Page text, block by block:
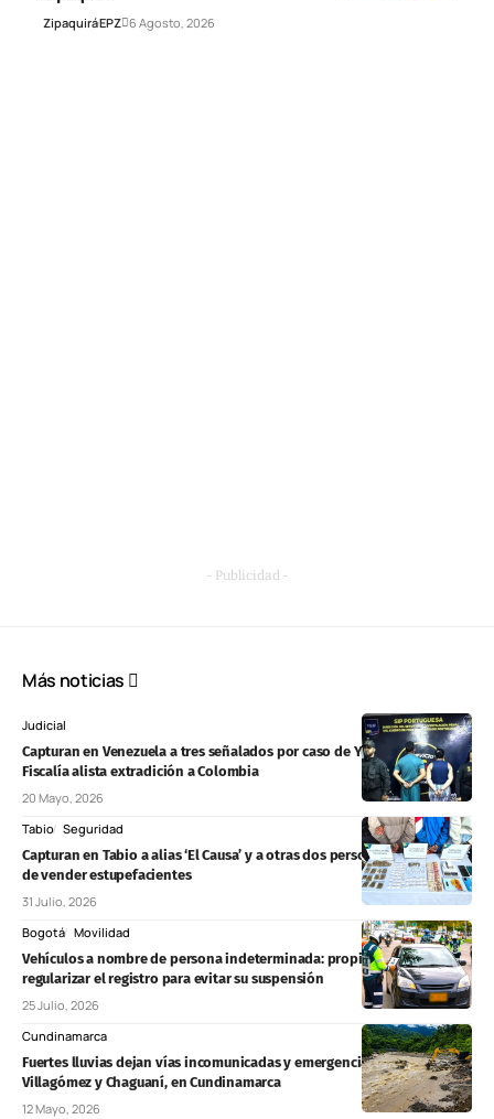
ZipaquiráEPZ 6 Agosto, 2026
- Publicidad -
Más noticias
Judicial
Capturan en Venezuela a tres señalados por caso de Yulixa Toloza y
Fiscalía alista extradición a Colombia
20 Mayo, 2026
Tabio Seguridad
Capturan en Tabio a alias ‘El Causa’ y a otras dos personas señaladas
de vender estupefacientes
31 Julio, 2026
Bogotá Movilidad
Vehículos a nombre de persona indeterminada: propietarios deben
regularizar el registro para evitar su suspensión
25 Julio, 2026
Cundinamarca
Fuertes lluvias dejan vías incomunicadas y emergencias en Medina,
Villagómez y Chaguaní, en Cundinamarca
12 Mayo, 2026